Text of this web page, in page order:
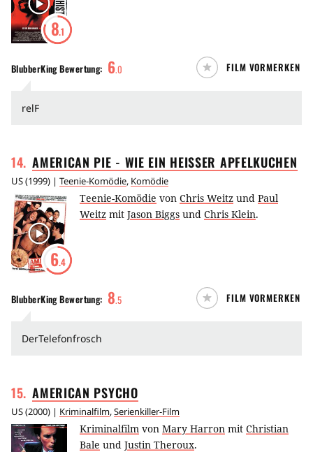
8.1
BlubberKingBewertung: 6.0 FILM VORMERKEN
relF
14. AMERICAN PIE - WIE EIN HEISSER APFELKUCHEN
US(1999) | Teenie-Komödie, Komödie
6.4
Teenie-Komödie von Chris Weitz und Paul
Weitz mit Jason Biggs und Chris Klein.
BlubberKingBewertung: 8.5 FILM VORMERKEN
DerTelefonfrosch
15. AMERICAN PSYCHO
US(2000) | Kriminalfilm,Serienkiller-Film
Kriminalfilm von Mary Harron mit Christian
Bale und Justin Theroux.